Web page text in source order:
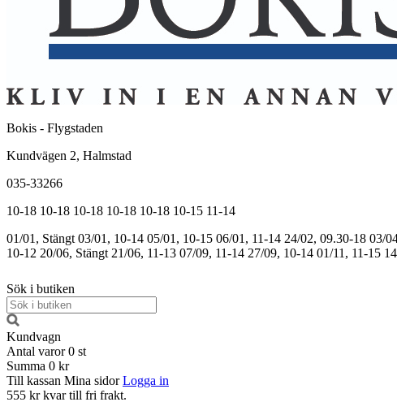
Bokis - Flygstaden
Kundvägen 2, Halmstad
035-33266
10-18 10-18 10-18 10-18 10-18 10-15 11-14
01/01, Stängt 03/01, 10-14 05/01, 10-15 06/01, 11-14 24/02, 09.30-18 03/
10-12 20/06, Stängt 21/06, 11-13 07/09, 11-14 27/09, 10-14 01/11, 11-15
Sök i butiken
Kundvagn
Antal varor 0 st
Summa 0 kr
Till kassan Mina sidor Logga in
555 kr kvar till fri frakt.